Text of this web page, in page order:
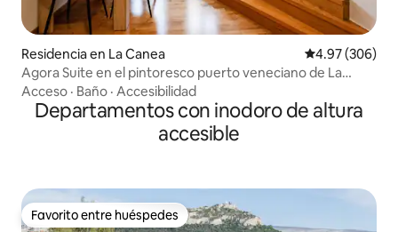
Residencia en La Canea Calificación
4.97 (306)
Agora Suite en el pintoresco puerto veneciano de La
Canea
Acceso · Baño · Accesibilidad
Departamentos con inodoro de altura
accesible
Favorito entre huéspedes
Favorito entre huéspedes